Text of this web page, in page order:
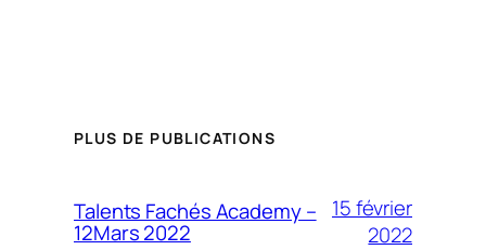
PLUS DE PUBLICATIONS
Talents Fachés Academy –
12Mars 2022
15 février
2022